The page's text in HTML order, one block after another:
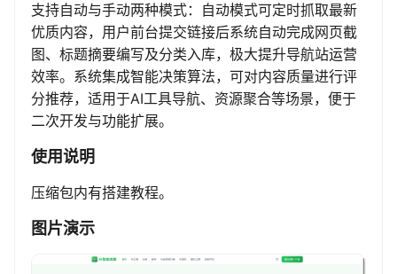
支持自动与手动两种模式：自动模式可定时抓取最新
优质内容，用户前台提交链接后系统自动完成网页截
图、标题摘要编写及分类入库，极大提升导航站运营
效率。系统集成智能决策算法，可对内容质量进行评
分推荐，适用于AI工具导航、资源聚合等场景，便于
二次开发与功能扩展。
使用说明
压缩包内有搭建教程。
图片演示